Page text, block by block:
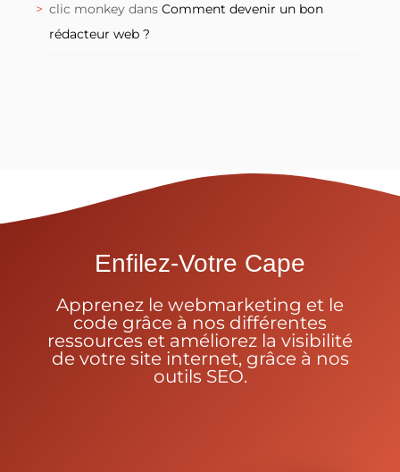
clic monkey dans Comment devenir un bon
rédacteur web ?
Enfilez-Votre Cape
Apprenez le webmarketing et le
code grâce à nos différentes
ressources et améliorez la visibilité
de votre site internet, grâce à nos
outils SEO.